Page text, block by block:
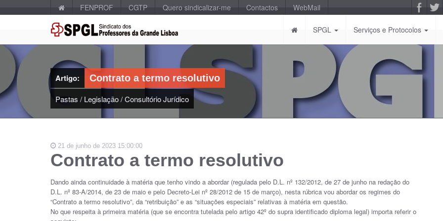
FENPROF CGTP Quero sindicalizar-me Contactos WebMail
SPGL Serviços e Protocolos
Artigo: Contrato a termo resolutivo
Pastas / Legislação/Consultório Jurídico
21 de junho de 2023 15:00:00
Contrato a termo resolutivo
Dando ainda continuidade à matéria que tenho vindo a abordar (regulada pelo D.L. nº 132/2012, de 27 de junho na redação do
D.L. nº 83-A/2014, de 23 de maio e pelo Decreto-Lei nº 28/2012 de 15 de março), nesta rúbrica vou abordar os regimes do
“Contrato a termo resolutivo”, da “retribuição” e as “situações especiais” relativas à matéria em questão.
No que respeita à primeira matéria (que se encontra tutelada pelo artigo 42º do supra identificado diploma legal) importa referir o